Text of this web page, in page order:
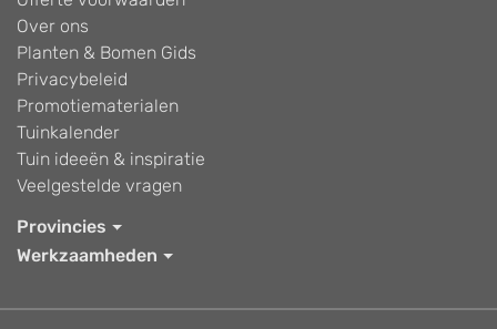
Over ons
Planten & Bomen Gids
Privacybeleid
Promotiematerialen
Tuinkalender
Tuin ideeën & inspiratie
Veelgestelde vragen
Provincies
Werkzaamheden